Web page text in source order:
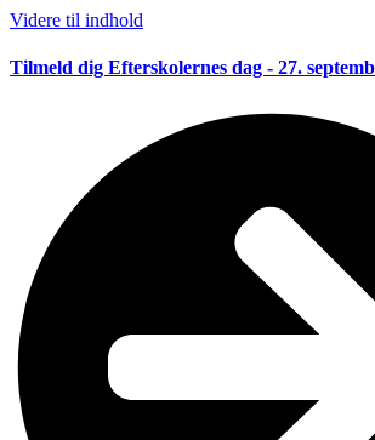
Videre til indhold
Tilmeld dig Efterskolernes dag - 27.